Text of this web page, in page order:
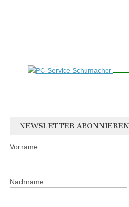
NEWSLETTER ABONNIEREN
Vorname
Nachname